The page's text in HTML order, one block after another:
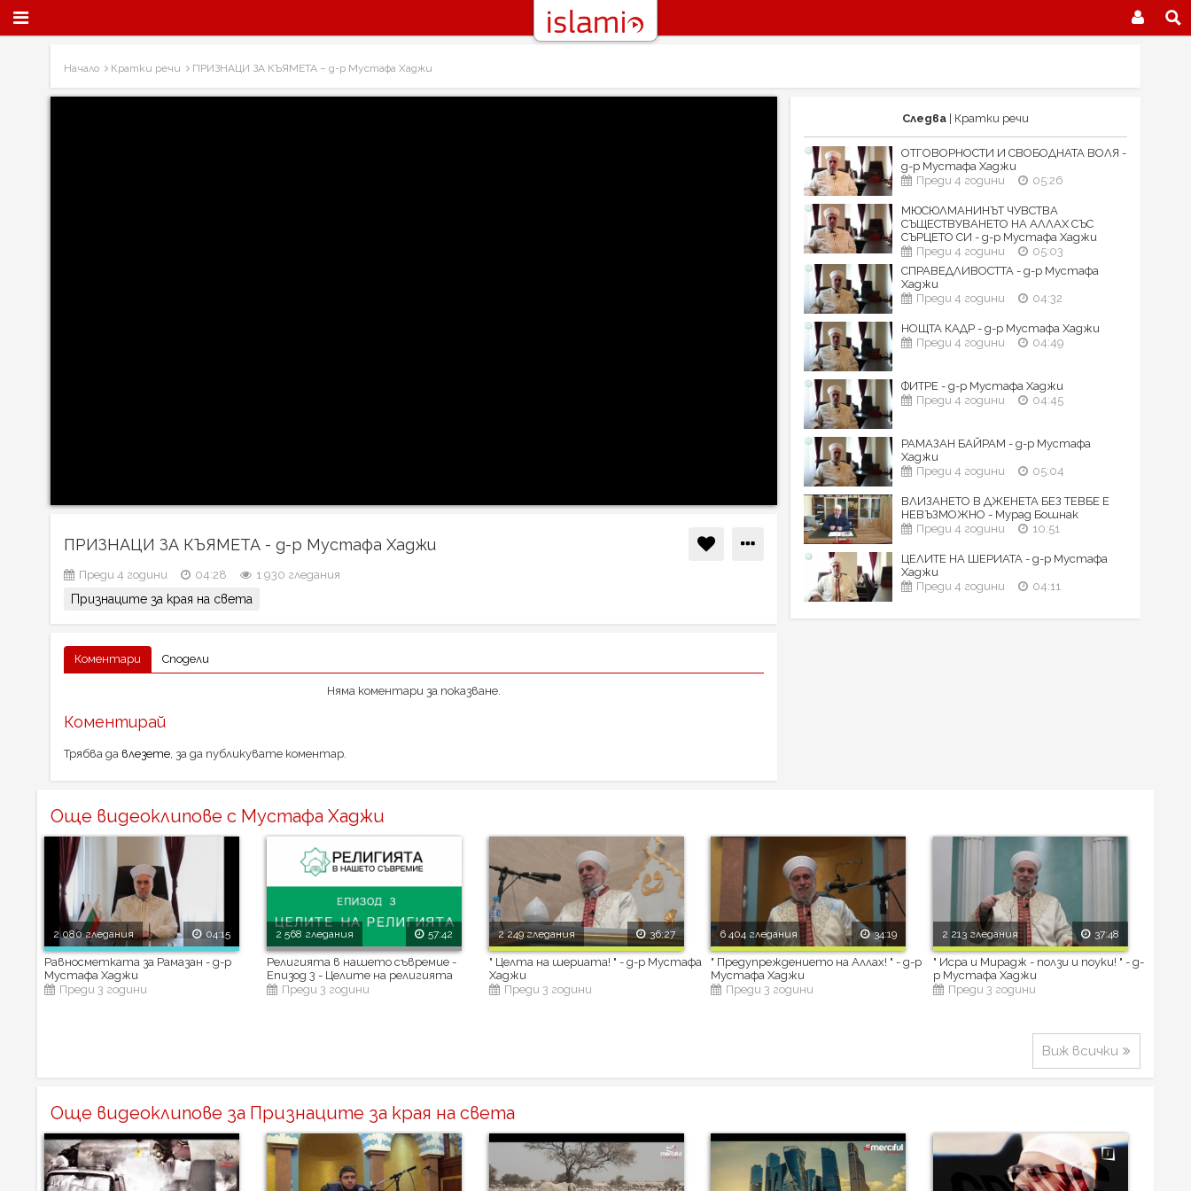
Начало Кратки речи ПРИЗНАЦИ ЗА КЪЯМЕТА – д-р Мустафа Хаджи
ПРИЗНАЦИ ЗА КЪЯМЕТА - д-р Мустафа Хаджи
Преди 4 години 04:28 1 930 гледания
Признаците за края на света
Коментари Сподели
Няма коментари за показване.
Коментирай
Трябва да влезете, за да публикувате коментар.
Следва | Кратки речи
ОТГОВОРНОСТИ И СВОБОДНАТА ВОЛЯ -
д-р Мустафа Хаджи
Преди 4 години
05:26
МЮСЮЛМАНИНЪТ ЧУВСТВА
СЪЩЕСТВУВАНЕТО НА АЛЛАХ СЪС
СЪРЦЕТО СИ - д-р Мустафа Хаджи
Преди 4 години
05:03
СПРАВЕДЛИВОСТТА - д-р Мустафа
Хаджи
Преди 4 години
04:32
НОЩТА КАДР - д-р Мустафа Хаджи
Преди 4 години
04:49
ФИТРЕ - д-р Мустафа Хаджи
Преди 4 години
04:45
РАМАЗАН БАЙРАМ - д-р Мустафа
Хаджи
Преди 4 години
05:04
ВЛИЗАНЕТО В ДЖЕНЕТА БЕЗ ТЕВБЕ Е
НЕВЪЗМОЖНО - Мурад Бошнак
Преди 4 години
10:51
ЦЕЛИТЕ НА ШЕРИАТА - д-р Мустафа
Хаджи
Преди 4 години
04:11
Още видеоклипове с Мустафа Хаджи
2 080 гледания 04:15
Равносметката за Рамазан - д-р
Мустафа Хаджи
Преди 3 години
2 568 гледания 57:42
Религията в нашето съвремие -
Епизод 3 - Целите на религията
Преди 3 години
2 249 гледания 36:27
" Целта на шериата! " - д-р Мустафа
Хаджи
Преди 3 години
6 404 гледания 34:19
" Предупреждението на Аллах! " - д-р
Мустафа Хаджи
Преди 3 години
2 213 гледания 37:48
" Исра и Мирадж - ползи и поуки! " - д-
р Мустафа Хаджи
Преди 3 години
Виж всички
Още видеоклипове за Признаците за края на света